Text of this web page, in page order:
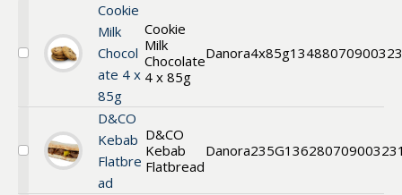
Välj
Chocolate
Cookie
Milk
Chocol
ate 4 x
85g
Cookie
Milk
Chocolate
4 x 85g
Danora4x85g13488
Välj
D&CO
Kebab
Flatbre
ad
D&CO
Kebab
Flatbread
Danora235G13628